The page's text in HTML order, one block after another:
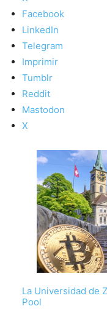
Facebook
LinkedIn
Telegram
Imprimir
Tumblr
Reddit
Mastodon
X
La Universidad de
Pool